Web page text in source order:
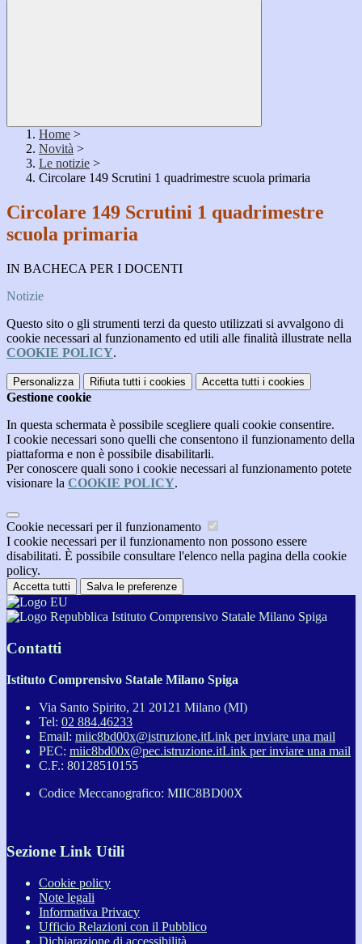
Home >
Novità >
Le notizie >
Circolare 149 Scrutini 1 quadrimestre scuola primaria
Circolare 149 Scrutini 1 quadrimestre
scuola primaria
IN BACHECA PER I DOCENTI
Notizie
Questo sito o gli strumenti terzi da questo utilizzati si avvalgono di
cookie necessari al funzionamento ed utili alle finalità illustrate nella
COOKIE POLICY.
Personalizza Rifiuta tutti i cookies Accetta tutti i cookies
Gestione cookie
In questa schermata è possibile scegliere quali cookie consentire.
I cookie necessari sono quelli che consentono il funzionamento della
piattaforma e non è possibile disabilitarli.
Per conoscere quali sono i cookie necessari al funzionamento potete
visionare la COOKIE POLICY.
Cookie necessari per il funzionamento
I cookie necessari per il funzionamento non possono essere
disabilitati. È possibile consultare l'elenco nella pagina della cookie
policy.
Accetta tutti Salva le preferenze
Istituto Comprensivo Statale Milano Spiga
Contatti
Istituto Comprensivo Statale Milano Spiga
Via Santo Spirito, 21 20121 Milano (MI)
Tel: 02 884.46233
Email: miic8bd00x@istruzione.itLink per inviare una mail
PEC: miic8bd00x@pec.istruzione.itLink per inviare una mail
C.F.: 80128510155
Codice Meccanografico: MIIC8BD00X
Sezione Link Utili
Cookie policy
Note legali
Informativa Privacy
Ufficio Relazioni con il Pubblico
Dichiarazione di accessibilità